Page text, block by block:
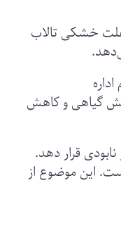
خشکی تالاب
گیاهی و کاهش
قرار دهد.
این موضوع از